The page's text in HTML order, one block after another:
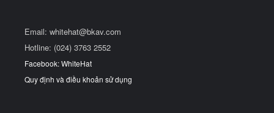
Email: whitehat@bkav.com
Hotline: (024) 3763 2552
Facebook: WhiteHat
Quy định và điều khoản sử dụng